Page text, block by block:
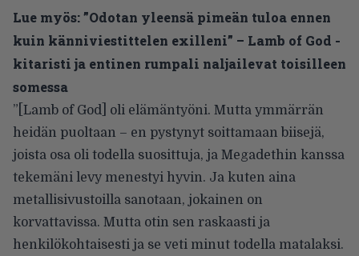
Lue myös:”Odotan yleensä pimeän tuloa ennen
kuin känniviestittelen exilleni” – Lamb of God -
kitaristi ja entinen rumpali naljailevat toisilleen
somessa
”[Lamb of God] oli elämäntyöni. Mutta ymmärrän
heidän puoltaan – en pystynyt soittamaan biisejä,
joista osa oli todella suosittuja, ja Megadethin kanssa
tekemäni levy menestyi hyvin. Ja kuten aina
metallisivustoilla sanotaan, jokainen on
korvattavissa. Mutta otin sen raskaasti ja
henkilökohtaisesti ja se veti minut todella matalaksi.